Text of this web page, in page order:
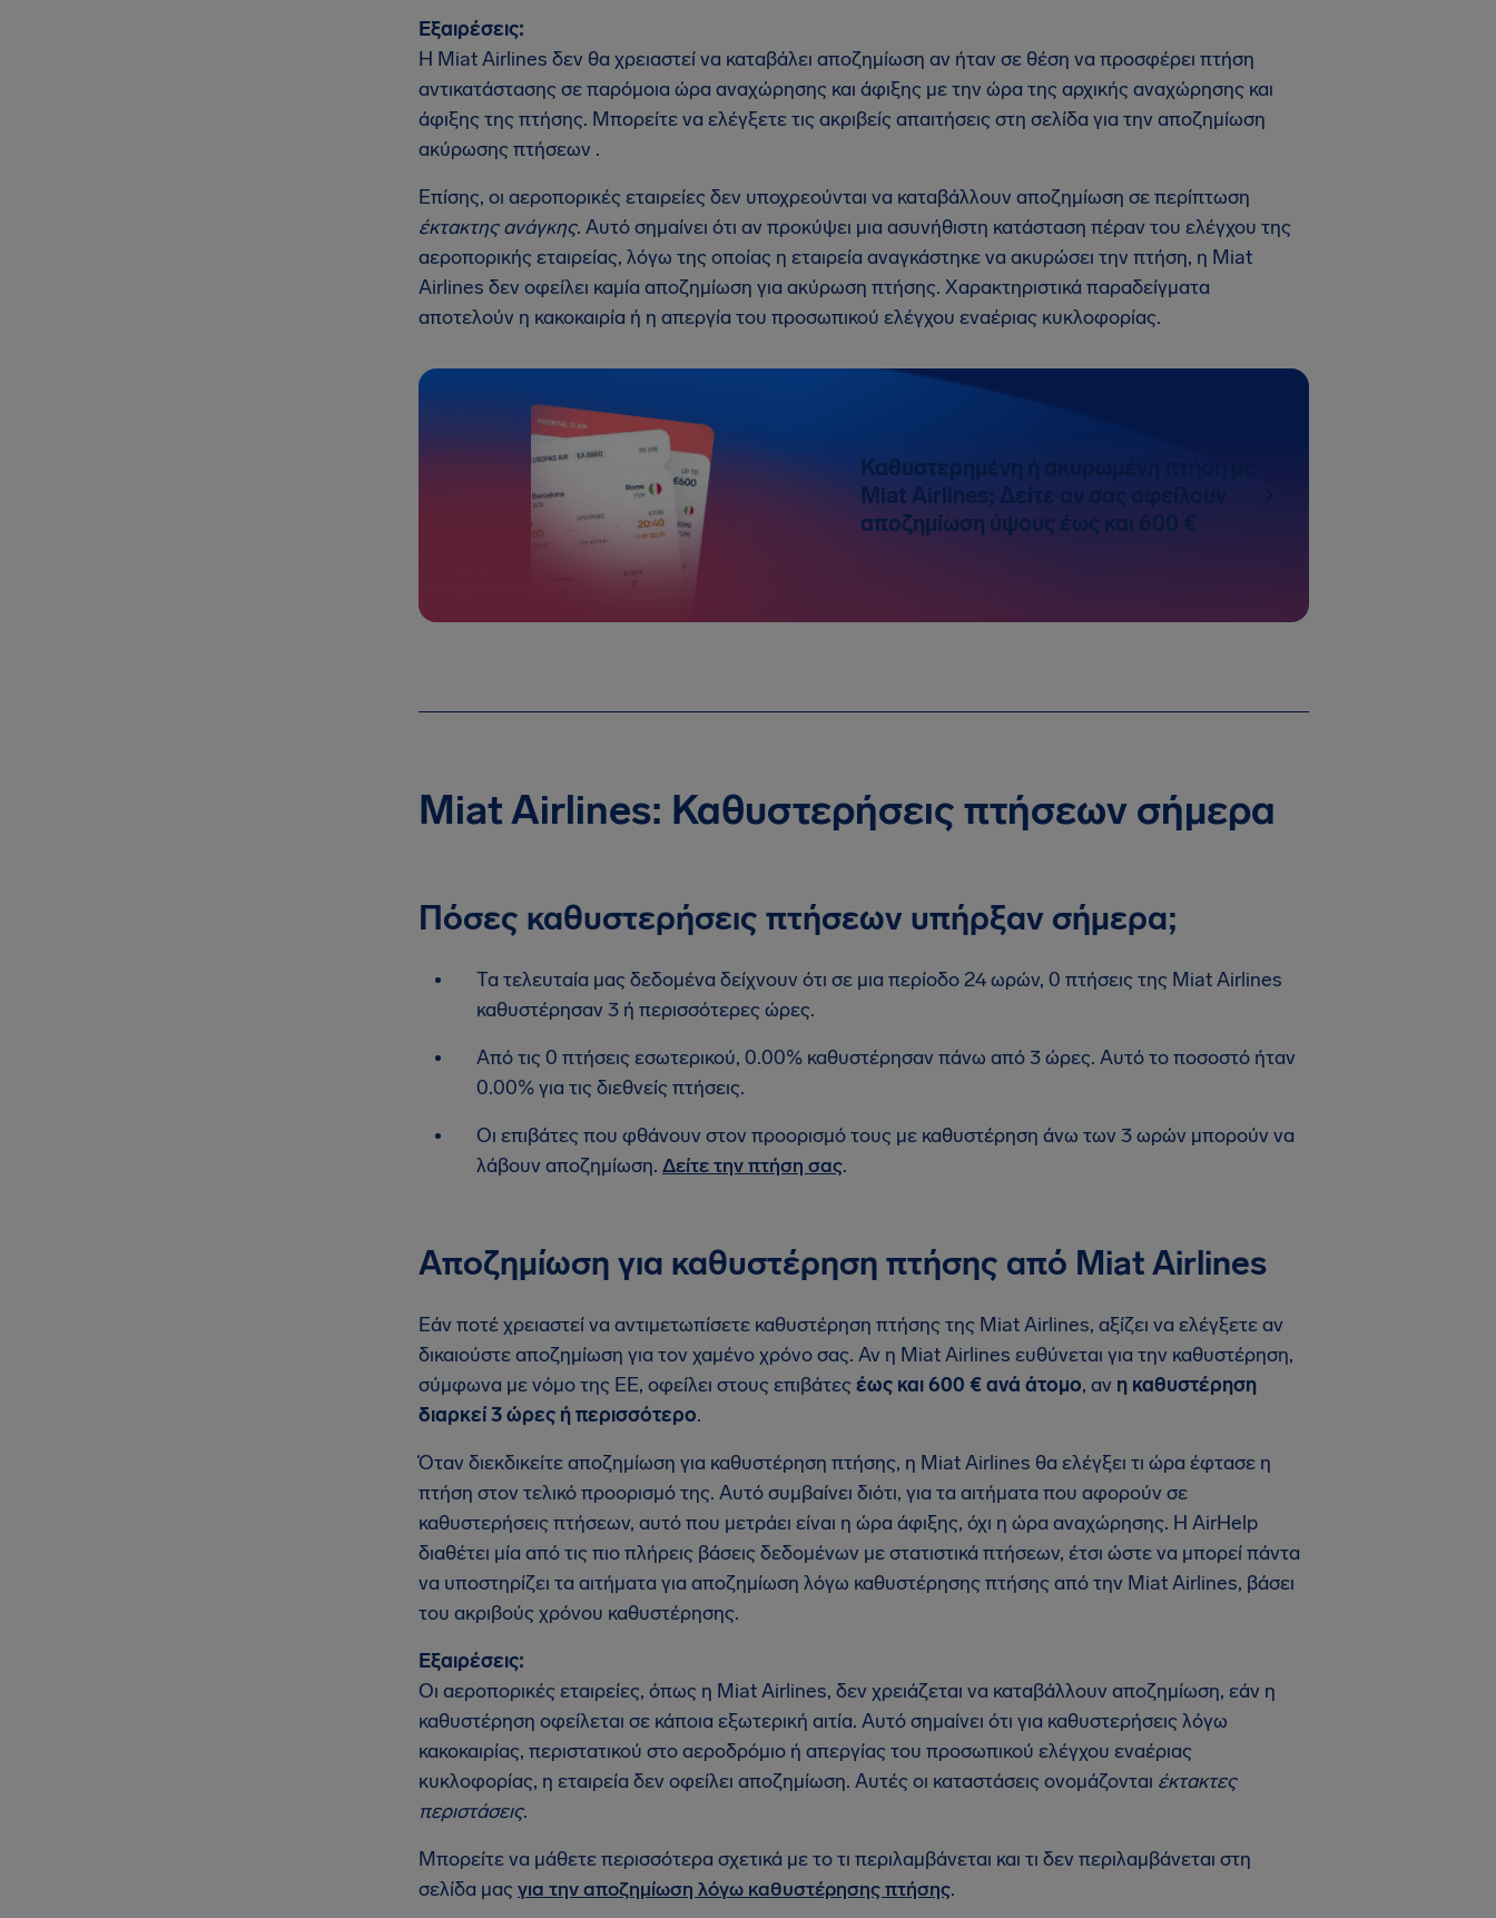
Εξαιρέσεις:
Η Miat Airlines δεν θα χρειαστεί να καταβάλει αποζημίωση αν ήταν σε θέση να προσφέρει πτήση
αντικατάστασης σε παρόμοια ώρα αναχώρησης και άφιξης με την ώρα της αρχικής αναχώρησης και
άφιξης της πτήσης. Μπορείτε να ελέγξετε τις ακριβείς απαιτήσεις στη σελίδα για την αποζημίωση
ακύρωσης πτήσεων .
Επίσης, οι αεροπορικές εταιρείες δεν υποχρεούνται να καταβάλλουν αποζημίωση σε περίπτωση
έκτακτης ανάγκης. Αυτό σημαίνει ότι αν προκύψει μια ασυνήθιστη κατάσταση πέραν του ελέγχου της
αεροπορικής εταιρείας, λόγω της οποίας η εταιρεία αναγκάστηκε να ακυρώσει την πτήση, η Miat
Airlines δεν οφείλει καμία αποζημίωση για ακύρωση πτήσης. Χαρακτηριστικά παραδείγματα
αποτελούν η κακοκαιρία ή η απεργία του προσωπικού ελέγχου εναέριας κυκλοφορίας.
Καθυστερημένη ή ακυρωμένη πτήση με
Miat Airlines; Δείτε αν σας οφείλουν
αποζημίωση ύψους έως και 600 €
Miat Airlines: Καθυστερήσεις πτήσεων σήμερα
Πόσες καθυστερήσεις πτήσεων υπήρξαν σήμερα;
Τα τελευταία μας δεδομένα δείχνουν ότι σε μια περίοδο 24 ωρών, 0 πτήσεις της Miat Airlines
καθυστέρησαν 3 ή περισσότερες ώρες.
Από τις 0 πτήσεις εσωτερικού, 0.00% καθυστέρησαν πάνω από 3 ώρες. Αυτό το ποσοστό ήταν
0.00% για τις διεθνείς πτήσεις.
Οι επιβάτες που φθάνουν στον προορισμό τους με καθυστέρηση άνω των 3 ωρών μπορούν να
λάβουν αποζημίωση. Δείτε την πτήση σας.
Αποζημίωση για καθυστέρηση πτήσης από Miat Airlines
Εάν ποτέ χρειαστεί να αντιμετωπίσετε καθυστέρηση πτήσης της Miat Airlines, αξίζει να ελέγξετε αν
δικαιούστε αποζημίωση για τον χαμένο χρόνο σας. Αν η Miat Airlines ευθύνεται για την καθυστέρηση,
σύμφωνα με νόμο της ΕΕ, οφείλει στους επιβάτεςέως και 600 € ανά άτομο, αν η καθυστέρηση
διαρκεί 3 ώρες ή περισσότερο.
Όταν διεκδικείτε αποζημίωση για καθυστέρηση πτήσης, η Miat Airlines θα ελέγξει τι ώρα έφτασε η
πτήση στον τελικό προορισμό της. Αυτό συμβαίνει διότι, για τα αιτήματα που αφορούν σε
καθυστερήσεις πτήσεων, αυτό που μετράει είναι η ώρα άφιξης, όχι η ώρα αναχώρησης. Η AirHelp
διαθέτει μία από τις πιο πλήρεις βάσεις δεδομένων με στατιστικά πτήσεων, έτσι ώστε να μπορεί πάντα
να υποστηρίζει τα αιτήματα για αποζημίωση λόγω καθυστέρησης πτήσης από την Miat Airlines, βάσει
του ακριβούς χρόνου καθυστέρησης.
Εξαιρέσεις:
Οι αεροπορικές εταιρείες, όπως η Miat Airlines, δεν χρειάζεται να καταβάλλουν αποζημίωση, εάν η
καθυστέρηση οφείλεται σε κάποια εξωτερική αιτία. Αυτό σημαίνει ότι για καθυστερήσεις λόγω
κακοκαιρίας, περιστατικού στο αεροδρόμιο ή απεργίας του προσωπικού ελέγχου εναέριας
κυκλοφορίας, η εταιρεία δεν οφείλει αποζημίωση. Αυτές οι καταστάσεις ονομάζονται έκτακτες
περιστάσεις.
Μπορείτε να μάθετε περισσότερα σχετικά με το τι περιλαμβάνεται και τι δεν περιλαμβάνεται στη
σελίδα μαςγια την αποζημίωση λόγω καθυστέρησης πτήσης.